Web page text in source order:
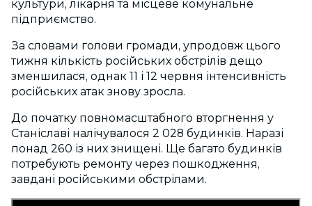
культури, лікарня та місцеве комунальне
підприємство.
За словами голови громади, упродовж цього
тижня кількість російських обстрілів дещо
зменшилася, однак 11 і 12 червня інтенсивність
російських атак знову зросла.
До початку повномасштабного вторгнення у
Станіславі налічувалося 2 028 будинків. Наразі
понад 260 із них знищені. Ще багато будинків
потребують ремонту через пошкодження,
завдані російськими обстрілами.